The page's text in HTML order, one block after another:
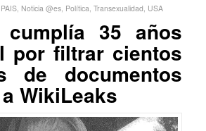
, Noticia @es, Política Transexualidad USA
cumplía 35 años
por filtrar cientos
de documentos
WikiLeaks